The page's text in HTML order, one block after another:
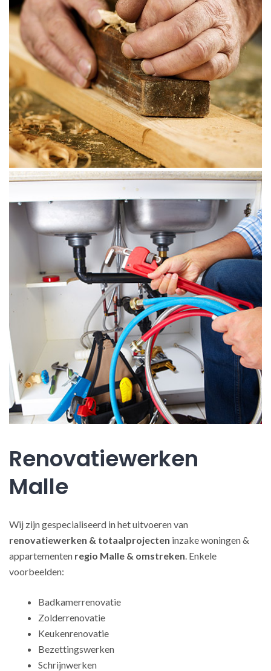
Renovatiewerken
Malle
Wij zijn gespecialiseerd in het uitvoeren van
renovatiewerken & totaalprojecten inzake woningen &
appartementen regio Malle & omstreken. Enkele
voorbeelden:
Badkamerrenovatie
Zolderrenovatie
Keukenrenovatie
Bezettingswerken
Schrijnwerken